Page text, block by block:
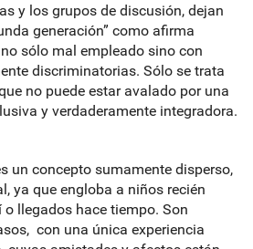
y los grupos de discusión, dejan
generación” como afirma
sólo mal empleado sino con
discriminatorias. Sólo se trata
no puede estar avalado por una
y verdaderamente integradora.
un concepto sumamente disperso,
ya que engloba a niños recién
llegados hace tiempo. Son
con una única experiencia